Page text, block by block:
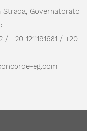
Strada, Governatorato
+20 1211191681 / +20
eg.com